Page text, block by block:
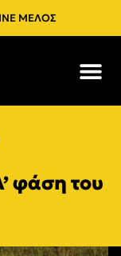
ΜΕΛΟΣ
φάση του